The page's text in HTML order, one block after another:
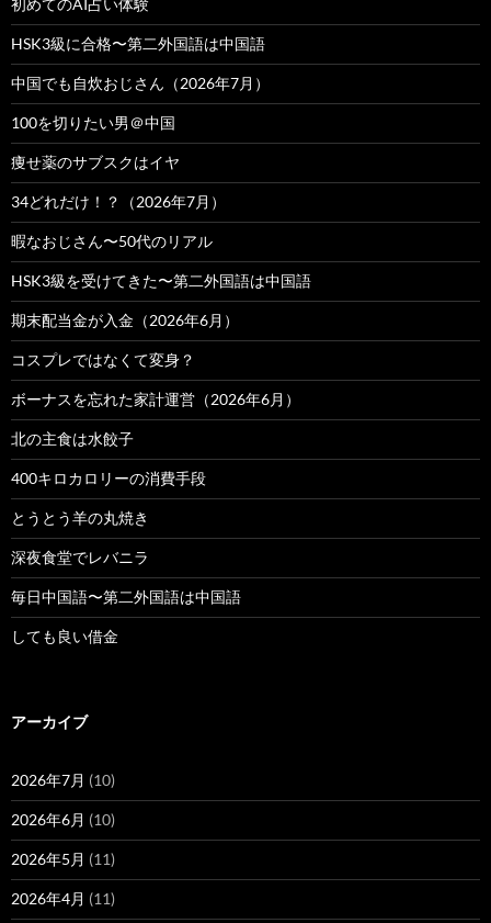
初めてのAI占い体験
HSK3級に合格〜第二外国語は中国語
中国でも自炊おじさん（2026年7月）
100を切りたい男＠中国
痩せ薬のサブスクはイヤ
34どれだけ！？（2026年7月）
暇なおじさん〜50代のリアル
HSK3級を受けてきた〜第二外国語は中国語
期末配当金が入金（2026年6月）
コスプレではなくて変身？
ボーナスを忘れた家計運営（2026年6月）
北の主食は水餃子
400キロカロリーの消費手段
とうとう羊の丸焼き
深夜食堂でレバニラ
毎日中国語〜第二外国語は中国語
しても良い借金
アーカイブ
2026年7月 (10)
2026年6月 (10)
2026年5月 (11)
2026年4月 (11)